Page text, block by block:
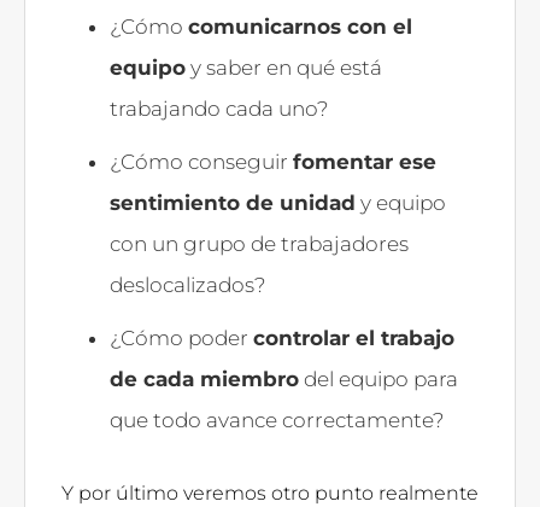
¿Cómo comunicarnos con el
equipo y saber en qué está
trabajando cada uno?
¿Cómo conseguir fomentar ese
sentimiento de unidad y equipo
con un grupo de trabajadores
deslocalizados?
¿Cómo poder controlar el trabajo
de cada miembro del equipo para
que todo avance correctamente?
Y por último veremos otro punto realmente